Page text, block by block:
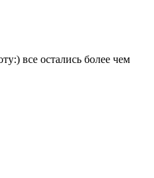
все остались более чем